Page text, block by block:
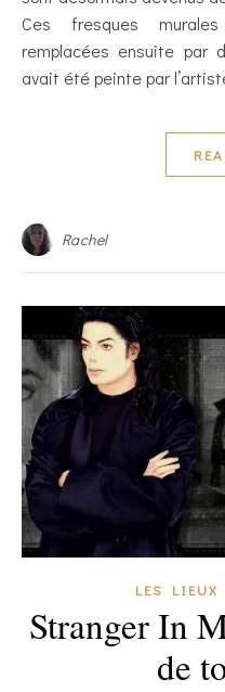
Ces fresques
remplacées ensuite par
avait été peinte par
Rachel
LES LIEUX
Stranger In
de